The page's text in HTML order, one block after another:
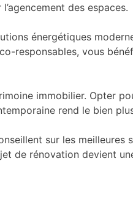
des espaces.
énergétiques
responsables, vous
immobilier. Opter
rend le bien
sur les
de rénovation devient